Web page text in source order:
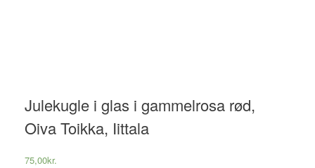
Julekugle i glas i gammelrosa rød,
Oiva Toikka, Iittala
75,00kr.